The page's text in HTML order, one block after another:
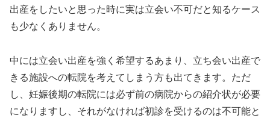
出産をしたいと思った時に実は立会い不可だと知るケース
も少なくありません。
中には立会い出産を強く希望するあまり、立ち会い出産で
きる施設への転院を考えてしまう方も出てきます。ただ
し、妊娠後期の転院には必ず前の病院からの紹介状が必要
になりますし、それがなければ初診を受けるのは不可能と